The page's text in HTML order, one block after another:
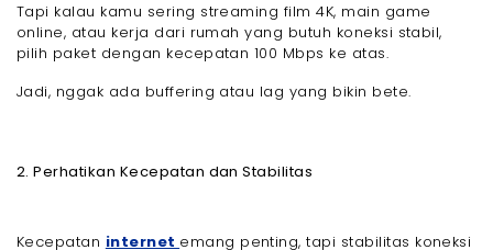
Tapi kalau kamu sering streaming film 4K, main game
online, atau kerja dari rumah yang butuh koneksi stabil,
pilih paket dengan kecepatan 100 Mbps ke atas.
Jadi, nggak ada buffering atau lag yang bikin bete.
2. Perhatikan Kecepatan dan Stabilitas
Kecepatan internet emang penting, tapi stabilitas koneksi